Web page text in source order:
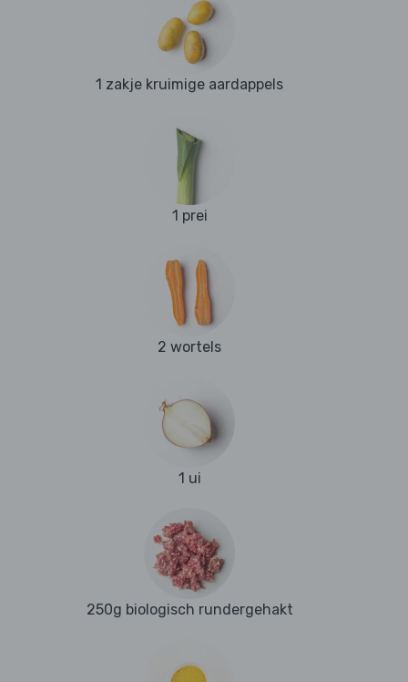
1 zakje kruimige aardappels
1 prei
2 wortels
1 ui
250g biologisch rundergehakt